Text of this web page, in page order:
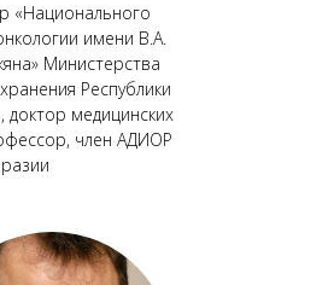
«Национального
имени В.А.
Министерства
Республики
доктор медицинских
член АДИОР